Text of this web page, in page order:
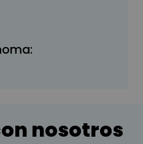
nosotros